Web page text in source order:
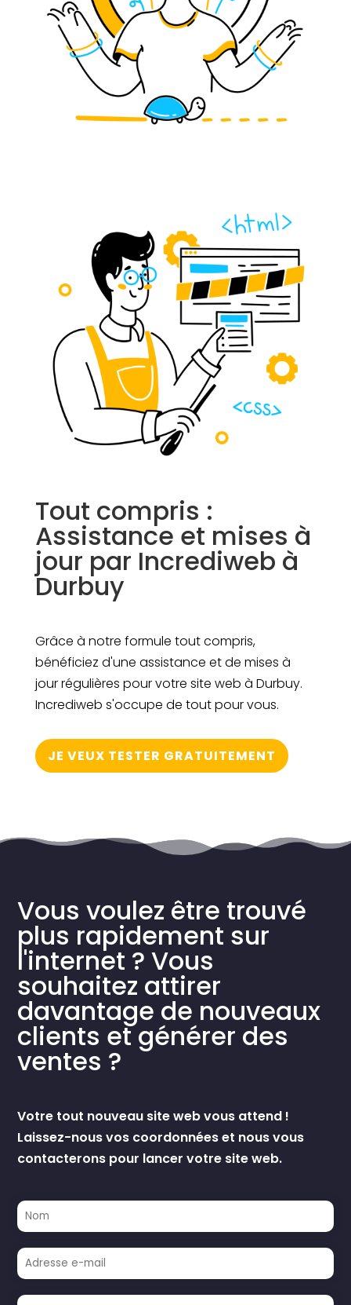
Tout compris :
Assistance et mises à
jour par Incrediweb à
Durbuy
Grâce à notre formule tout compris,
bénéficiez d'une assistance et de mises à
jour régulières pour votre site web à Durbuy.
Incrediweb s'occupe de tout pour vous.
JE VEUX TESTER GRATUITEMENT
Vous voulez être trouvé
plus rapidement sur
l'internet ? Vous
souhaitez attirer
davantage de nouveaux
clients et générer des
ventes ?
Votre tout nouveau site web vous attend !
Laissez-nous vos coordonnées et nous vous
contacterons pour lancer votre site web.